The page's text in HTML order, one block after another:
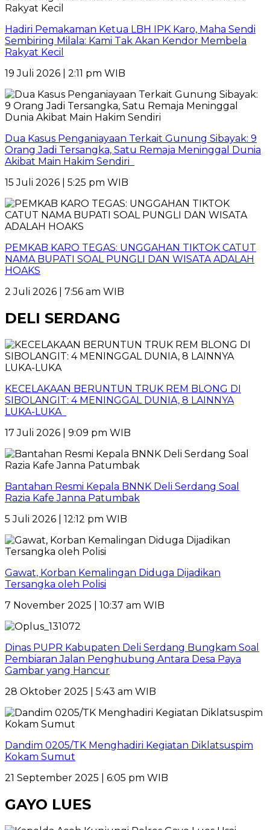
Hadiri Pemakaman Ketua LBH IPK Karo, Maha Sendi
Sembiring Milala: Kami Tak Akan Kendor Membela
Rakyat Kecil
19 Juli 2026 | 2:11 pm WIB
Dua Kasus Penganiayaan Terkait Gunung Sibayak: 9
Orang Jadi Tersangka, Satu Remaja Meninggal Dunia
Akibat Main Hakim Sendiri
15 Juli 2026 | 5:25 pm WIB
PEMKAB KARO TEGAS: UNGGAHAN TIKTOK CATUT
NAMA BUPATI SOAL PUNGLI DAN WISATA ADALAH
HOAKS
2 Juli 2026 | 7:56 am WIB
DELI SERDANG
KECELAKAAN BERUNTUN TRUK REM BLONG DI
SIBOLANGIT: 4 MENINGGAL DUNIA, 8 LAINNYA
LUKA-LUKA
17 Juli 2026 | 9:09 pm WIB
Bantahan Resmi Kepala BNNK Deli Serdang Soal
Razia Kafe Janna Patumbak
5 Juli 2026 | 12:12 pm WIB
Gawat, Korban Kemalingan Diduga Dijadikan
Tersangka oleh Polisi
7 November 2025 | 10:37 am WIB
Dinas PUPR Kabupaten Deli Serdang Bungkam Soal
Pembiaran Jalan Penghubung Antara Desa Paya
Gambar yang Hancur
28 Oktober 2025 | 5:43 am WIB
Dandim 0205/TK Menghadiri Kegiatan Diklatsuspim
Kokam Sumut
21 September 2025 | 6:05 pm WIB
GAYO LUES